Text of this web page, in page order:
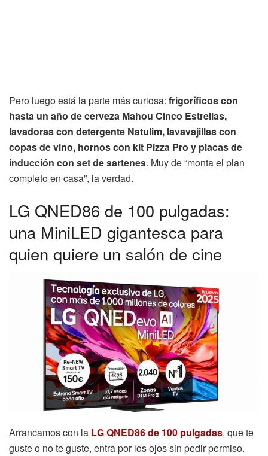
Pero luego está la parte más curiosa: frigoríficos con
hasta un año de cerveza Mahou Cinco Estrellas,
lavadoras con detergente Natulim, lavavajillas con
copas de vino, hornos con kit Pizza Pro y placas de
inducción con set de sartenes. Muy de “monta el plan
completo en casa”, la verdad.
LG QNED86 de 100 pulgadas:
una MiniLED gigantesca para
quien quiere un salón de cine
Arrancamos con la LG QNED86 de 100 pulgadas, que te
guste o no te guste, entra por los ojos sin pedir permiso.